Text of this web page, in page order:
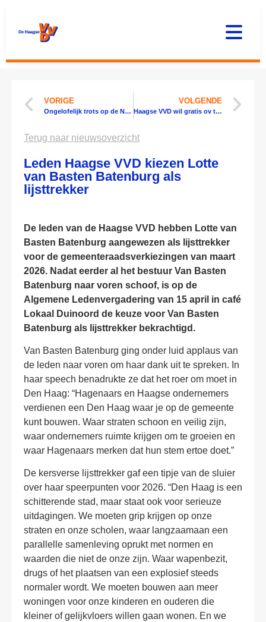
VORIGE
Ongelofelijk trots op de NAVO-top | Haagse VVD
VOLGENDE
Haagse VVD wil gratis ov tijdens de NAVO-top
Terug naar nieuwsoverzicht
Leden Haagse VVD kiezen Lotte
van Basten Batenburg als
lijsttrekker
De leden van de Haagse VVD hebben Lotte van
Basten Batenburg aangewezen als lijsttrekker
voor de gemeenteraadsverkiezingen van maart
2026. Nadat eerder al het bestuur Van Basten
Batenburg naar voren schoof, is op de
Algemene Ledenvergadering van 15 april in café
Lokaal Duinoord de keuze voor Van Basten
Batenburg als lijsttrekker bekrachtigd.
Van Basten Batenburg ging onder luid applaus van
de leden naar voren om haar dank uit te spreken. In
haar speech benadrukte ze dat het roer om moet in
Den Haag: “Hagenaars en Haagse ondernemers
verdienen een Den Haag waar je op de gemeente
kunt bouwen. Waar straten schoon en veilig zijn,
waar ondernemers ruimte krijgen om te groeien en
waar Hagenaars merken dat hun stem ertoe doet.”
De kersverse lijsttrekker gaf een tipje van de sluier
over haar speerpunten voor 2026. “Den Haag is een
schitterende stad, maar staat ook voor serieuze
uitdagingen. We moeten grip krijgen op onze
straten en onze scholen, waar langzaamaan een
parallelle samenleving oprukt met normen en
waarden die niet de onze zijn. Waar wapenbezit,
drugs of het plaatsen van een explosief steeds
normaler wordt. We moeten bouwen aan meer
woningen voor onze kinderen en ouderen die
kleiner of gelijkvloers willen gaan wonen. En we